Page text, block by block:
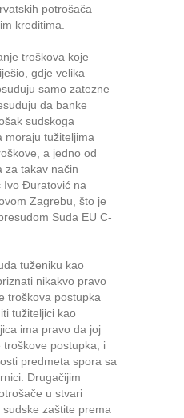
potrošača
kreditima.
troškova koje
gdje velika
samo zatezne
da banke
sudskoga
moraju tužiteljima
a jedno od
za takav način
Ivo Đuratović na
Zagrebu, što je
Suda EU C-
tuženiku kao
nikakvo pravo
troškova postupka
tužiteljici kao
ima pravo da joj
postupka, i
predmeta spora sa
Drugačijim
u stvari
zaštite prema